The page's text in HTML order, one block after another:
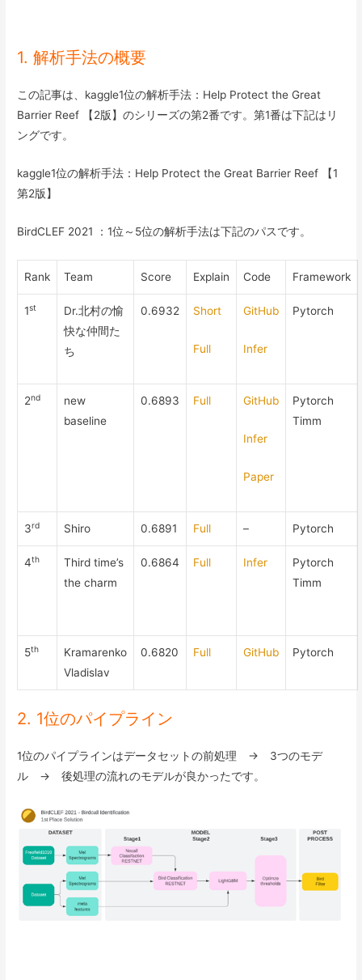
1. 解析手法の概要
この記事は、kaggle1位の解析手法：Help Protect the Great
Barrier Reef 【2版】のシリーズの第2番です。第1番は下記はリ
ングです。
kaggle1位の解析手法：Help Protect the Great Barrier Reef 【1
第2版】
BirdCLEF 2021 ：1位～5位の解析手法は下記のパスです。
Rank Team Score Explain Code Framework
1st
Dr.北村の愉
快な仲間た
ち
0.6932 Short
Full
GitHub
Infer
Pytorch
2nd
new
baseline
0.6893 Full GitHub
Infer
Paper
Pytorch
Timm
3rd Shiro 0.6891 Full – Pytorch
4th
Third time’s
the charm
0.6864 Full Infer
Pytorch
Timm
5th
Kramarenko
Vladislav
0.6820 Full GitHub Pytorch
2. 1位のパイプライン
1位のパイプラインはデータセットの前処理 → 3つのモデ
ル → 後処理の流れのモデルが良かったです。